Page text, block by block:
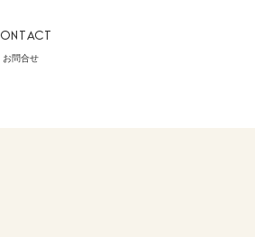
お問合せ